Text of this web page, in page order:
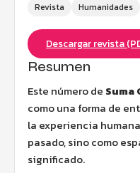
Revista Humanidades
Descargar revista
Resumen
Este número de
como una forma de
la experiencia
pasado, sino como
significado.